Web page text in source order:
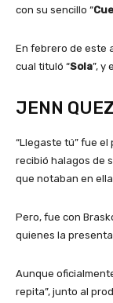
con su sencillo “
En febrero de este
cual tituló “Sola”, y
JENN
“Llegaste tú” fue
recibió halagos de
que notaban en
Pero, fue con
quienes la
Aunque
repita”, junto al